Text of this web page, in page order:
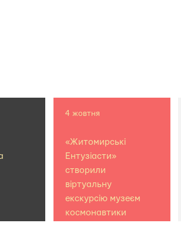
4 жовтня
«Житомирські
Ентузіасти»
створили
віртуальну
екскурсію музеєм
космонавтики